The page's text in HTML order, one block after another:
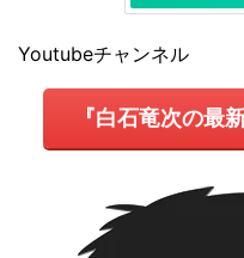
Youtubeチャンネル
『白石竜次の最